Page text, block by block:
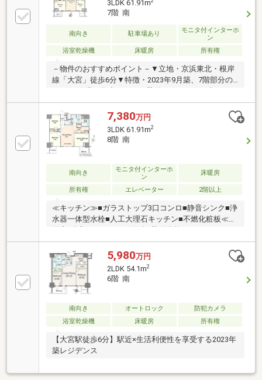
可能(細則有)▼設備・食器洗乾燥機・浴室乾燥機▼周
辺環境・成城石井ルミネ大宮ルミネ1店 徒歩7分(約
520m)・さいたま市大宮小学校 徒歩8分(約590m)■ ご
希望の住まい探しをお手伝いします ━━━━━・・・
物件の詳細・ご相談はお気軽にお問い合わせくださ
い。
3LDK 61.91m
7階 南
南向き 駐車場あり
モニタ付インターホ
ン
浴室乾燥機
床暖房 所有権
－物件のおすすめポイント－▼立地・京浜東北・根岸
線「大宮」徒歩6分▼特徴・2023年9月築、7階部分の
ルコニー・アウトドアユニットヤード有・ペット飼育
可(規約制限有)・室内綺麗にお使いです▼設備・床暖
房(LD)・浴室暖房乾燥機・浄水器・非接触キー・オー
トロック▼周辺環境・大宮高島屋 徒歩4分(約320m)・
成城石井ルミネ大宮ルミネ1店 徒歩7分(約520m)※室外
機置場／2.36平米■ ご希望の住まい探しをお手伝いし
ます ━━━━━・・・物件の詳細・ご相談はお気軽に
7,380万円
3LDK 61.91m2
8階 南
南向き
モニタ付インターホ
ン
床暖房
所有権 エレベーター 2階以上
≪キッチン≫■ガラストップ3口コンロ■静音シンク■浄
水器一体型水栓■人工大理石キッチン■不燃化粧板≪洗
ト一体型便器■縦型ミラー（浴室）≪アメニティ
≫■TES温水式床暖房■24時間換気システム■エコジョ
ーズ≪構造≫■二重床・二重天井
5,980万円
2LDK 54.1m2
6階 南
南向き オートロック
防犯カメラ
浴室乾燥機
床暖房 所有権
【大宮駅徒歩6分】駅近×生活利便性を享受する2023年
築レジデンス